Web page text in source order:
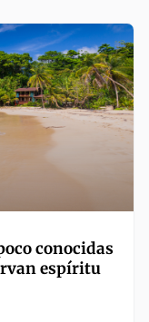
conocidas
espíritu